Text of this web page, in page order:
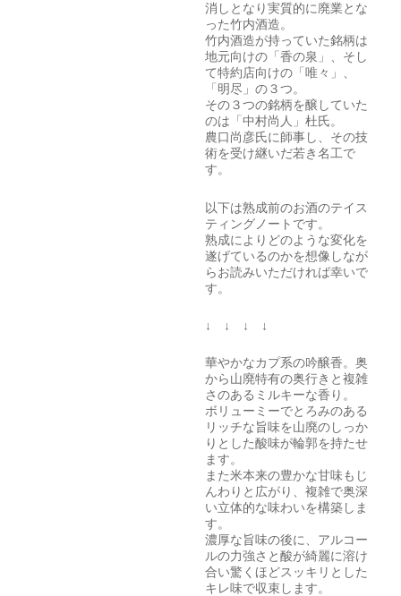
消しとなり実質的に廃業とな
った竹内酒造。
竹内酒造が持っていた銘柄は
地元向けの「香の泉」、そし
て特約店向けの「唯々」、
「明尽」の３つ。
その３つの銘柄を醸していた
のは「中村尚人」杜氏。
農口尚彦氏に師事し、その技
術を受け継いだ若き名工で
す。
以下は熟成前のお酒のテイス
ティングノートです。
熟成によりどのような変化を
遂げているのかを想像しなが
らお読みいただければ幸いで
す。
↓ ↓ ↓ ↓
華やかなカプ系の吟醸香。奥
から山廃特有の奥行きと複雑
さのあるミルキーな香り。
ボリューミーでとろみのある
リッチな旨味を山廃のしっか
りとした酸味が輪郭を持たせ
ます。
また米本来の豊かな甘味もじ
んわりと広がり、複雑で奥深
い立体的な味わいを構築しま
す。
濃厚な旨味の後に、アルコー
ルの力強さと酸が綺麗に溶け
合い驚くほどスッキリとした
キレ味で収束します。